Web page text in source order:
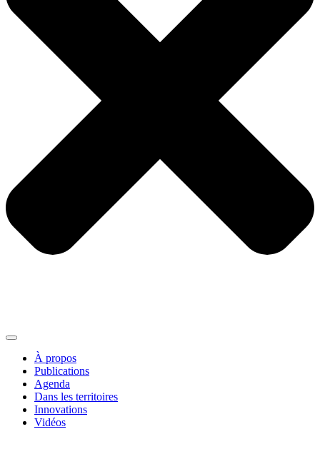
À propos
Publications
Agenda
Dans les territoires
Innovations
Vidéos